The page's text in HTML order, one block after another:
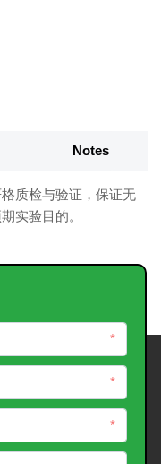
Notes
质检与验证，保证无
实验目的。
*
*
*